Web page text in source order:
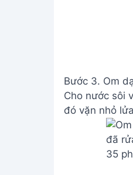
Bước 3. Om
Cho nước sôi
đó vặn nhỏ